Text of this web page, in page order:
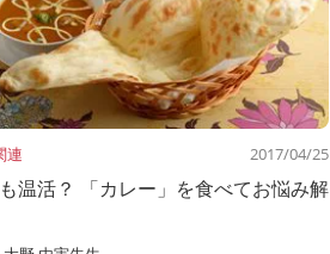
連 2017/04/25
温活？ 「カレー」を食べてお悩み解